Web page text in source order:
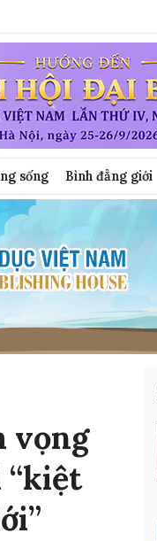
sống Bình đẳng giới
vọng
“kiệt